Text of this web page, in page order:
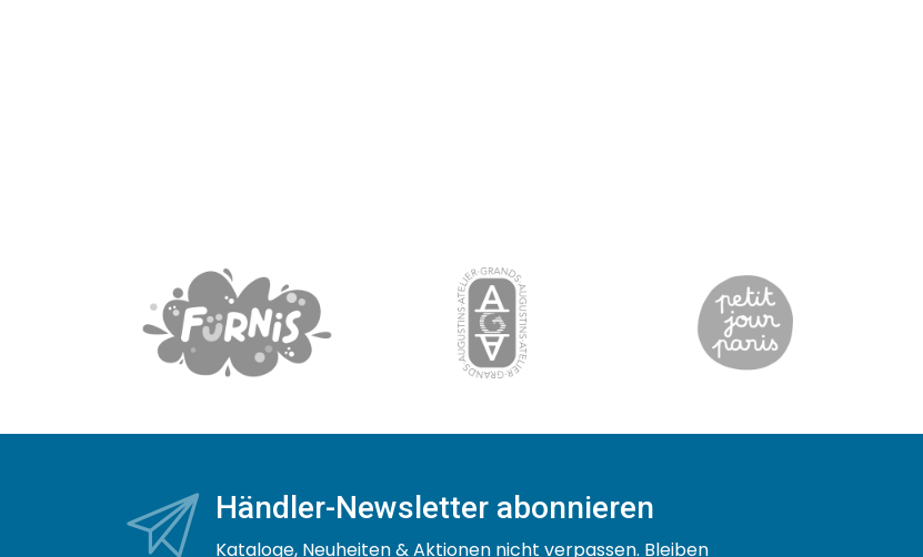
Händler-Newsletter abonnieren
Kataloge, Neuheiten & Aktionen nicht verpassen. Bleiben